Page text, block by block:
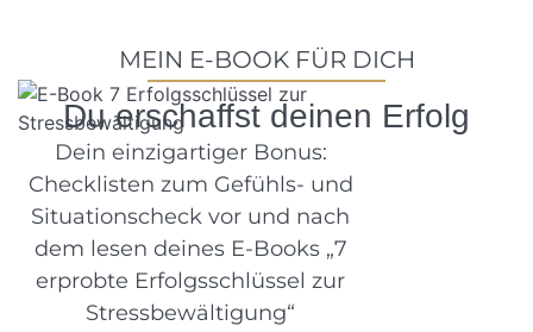
MEIN E-BOOK FÜR DICH
Du erschaffst deinen Erfolg
Dein einzigartiger Bonus:
Checklisten zum Gefühls- und
Situationscheck vor und nach
dem lesen deines E-Books „7
erprobte Erfolgsschlüssel zur
Stressbewältigung“